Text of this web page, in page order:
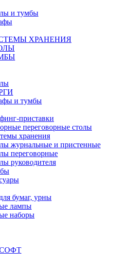
и тумбы
ХРАНЕНИЯ
и тумбы
приставки
переговорные столы
хранения
журнальные и пристенные
переговорные
руководителя
бумаг, урны
лампы
наборы